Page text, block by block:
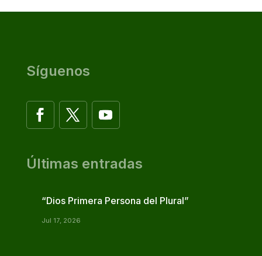
Síguenos
Últimas entradas
“Dios Primera Persona del Plural”
Jul 17, 2026